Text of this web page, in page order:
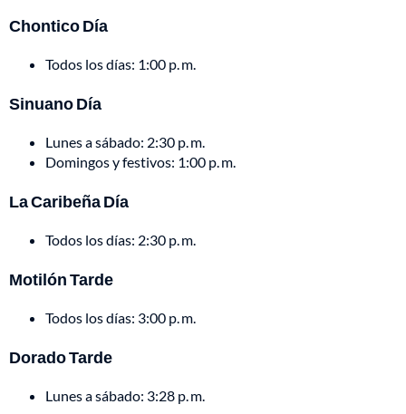
Chontico Día
Todos los días: 1:00 p. m.
Sinuano Día
Lunes a sábado: 2:30 p. m.
Domingos y festivos: 1:00 p. m.
La Caribeña Día
Todos los días: 2:30 p. m.
Motilón Tarde
Todos los días: 3:00 p. m.
Dorado Tarde
Lunes a sábado: 3:28 p. m.